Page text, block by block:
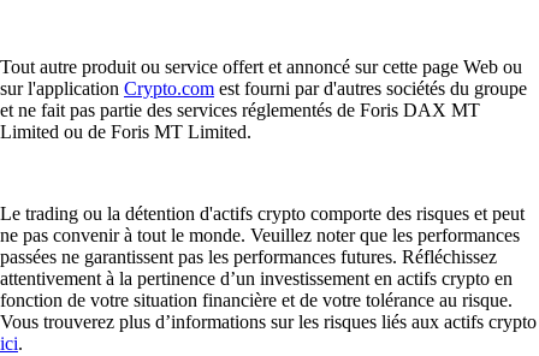
Tout autre produit ou service offert et annoncé sur cette page Web ou
sur l'application Crypto.com est fourni par d'autres sociétés du groupe
et ne fait pas partie des services réglementés de Foris DAX MT
Limited ou de Foris MT Limited.
Le trading ou la détention d'actifs crypto comporte des risques et peut
ne pas convenir à tout le monde. Veuillez noter que les performances
passées ne garantissent pas les performances futures. Réfléchissez
attentivement à la pertinence d’un investissement en actifs crypto en
fonction de votre situation financière et de votre tolérance au risque.
Vous trouverez plus d’informations sur les risques liés aux actifs crypto
ici.